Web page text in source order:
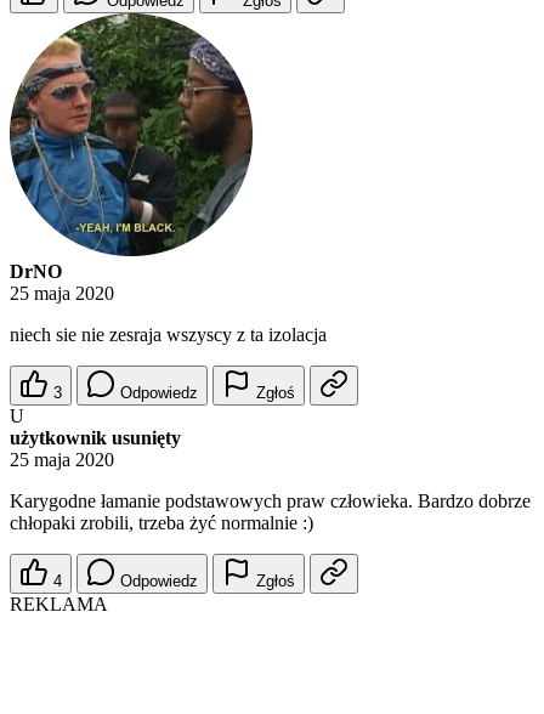
DrNO
25 maja 2020
niech sie nie zesraja wszyscy z ta izolacja
3 Odpowiedz Zgłoś
U
użytkownik usunięty
25 maja 2020
Karygodne łamanie podstawowych praw człowieka. Bardzo dobrze
chłopaki zrobili, trzeba żyć normalnie :)
4 Odpowiedz Zgłoś
REKLAMA